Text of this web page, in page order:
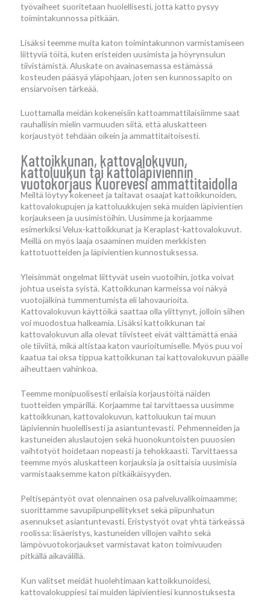
työvaiheet suoritetaan huolellisesti, jotta katto pysyy
toimintakunnossa pitkään.
Lisäksi teemme muita katon toimintakunnon varmistamiseen
liittyviä töitä, kuten eristeiden uusimista ja höyrynsulun
tiivistämistä. Aluskate on avainasemassa estämässä
kosteuden pääsyä yläpohjaan, joten sen kunnossapito on
ensiarvoisen tärkeää.
Luottamalla meidän kokeneisiin kattoammattilaisiimme saat
rauhallisin mielin varmuuden siitä, että aluskatteen
korjaustyöt tehdään oikein ja ammattitaitoisesti.
Kattoikkunan, kattovalokuvun,
kattoluukun tai kattoläpiviennin
vuotokorjaus Kuorevesi ammattitaidolla
Meiltä löytyy kokeneet ja taitavat osaajat kattoikkunoiden,
kattovalokupujen ja kattoluukkujen sekä muiden läpivientien
korjaukseen ja uusimistöihin. Uusimme ja korjaamme
esimerkiksi Velux-kattoikkunat ja Keraplast-kattovalokuvut.
Meillä on myös laaja osaaminen muiden merkkisten
kattotuotteiden ja läpivientien kunnostuksessa.
Yleisimmät ongelmat liittyvät usein vuotoihin, jotka voivat
johtua useista syistä. Kattoikkunan karmeissa voi näkyä
vuotojälkinä tummentumista eli lahovaurioita.
Kattovalokuvun käyttöikä saattaa olla ylittynyt, jolloin siihen
voi muodostua halkeamia. Lisäksi kattoikkunan tai
kattovalokuvun alla olevat tiivisteet eivät välttämättä enää
ole tiiviitä, mikä altistaa katon vaurioitumiselle. Myös puu voi
kaatua tai oksa tippua kattoikkunan tai kattovalokuvun päälle
aiheuttaen vahinkoa.
Teemme monipuolisesti erilaisia korjaustöitä näiden
tuotteiden ympärillä. Korjaamme tai tarvittaessa uusimme
kattoikkunan, kattovalokuvun, kattoluukun tai muun
läpiviennin huolellisesti ja asiantuntevasti. Pehmenneiden ja
kastuneiden aluslautojen sekä huonokuntoisten puuosien
vaihtotyöt hoidetaan nopeasti ja tehokkaasti. Tarvittaessa
teemme myös aluskatteen korjauksia ja osittaisia uusimisia
varmistaaksemme katon pitkäikäisyyden.
Peltisepäntyöt ovat olennainen osa palveluvalikoimaamme;
suorittamme savupiipunpellitykset sekä piipunhatun
asennukset asiantuntevasti. Eristystyöt ovat yhtä tärkeässä
roolissa: lisäeristys, kastuneiden villojen vaihto sekä
lämpövuotokorjaukset varmistavat katon toimivuuden
pitkällä aikavälillä.
Kun valitset meidät huolehtimaan kattoikkunoidesi,
kattovalokuppiesi tai muiden läpivientiesi kunnostuksesta